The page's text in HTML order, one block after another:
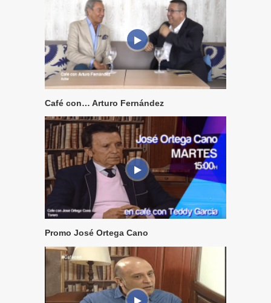
Café con… Arturo Fernández
Promo José Ortega Cano